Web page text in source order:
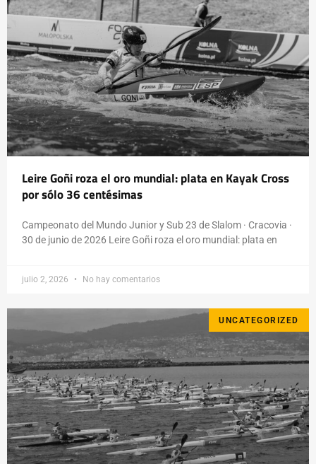
Leire Goñi roza el oro mundial: plata en Kayak Cross
por sólo 36 centésimas
Campeonato del Mundo Junior y Sub 23 de Slalom · Cracovia ·
30 de junio de 2026 Leire Goñi roza el oro mundial: plata en
julio 2, 2026 No hay comentarios
UNCATEGORIZED